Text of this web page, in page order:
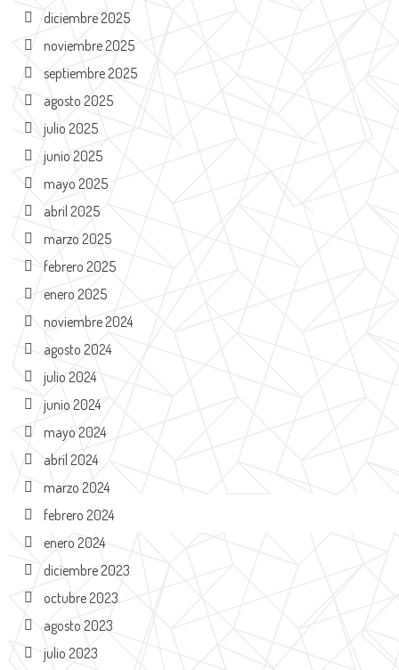
diciembre 2025
noviembre 2025
septiembre 2025
agosto 2025
julio 2025
junio 2025
mayo 2025
abril 2025
marzo 2025
febrero 2025
enero 2025
noviembre 2024
agosto 2024
julio 2024
junio 2024
mayo 2024
abril 2024
marzo 2024
febrero 2024
enero 2024
diciembre 2023
octubre 2023
agosto 2023
julio 2023